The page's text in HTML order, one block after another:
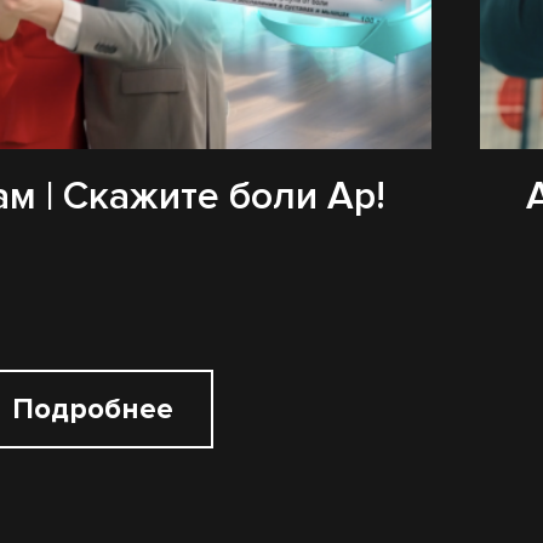
| Скажите боли Ар!
Подробнее